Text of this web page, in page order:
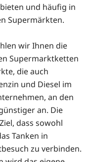
und häufig in
Supermärkten.
wir Ihnen die
Supermarktketten
die auch
und Diesel im
an den
an. Die
dass sowohl
Tanken in
zu verbinden.